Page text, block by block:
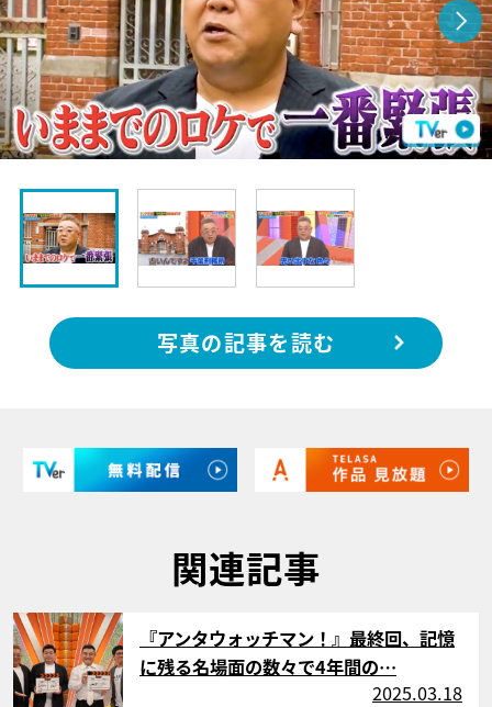
写真の記事を読む
関連記事
サムネイル
『アンタウォッチマン！』最終回、記憶
に残る名場面の数々で4年間の…
2025.03.18